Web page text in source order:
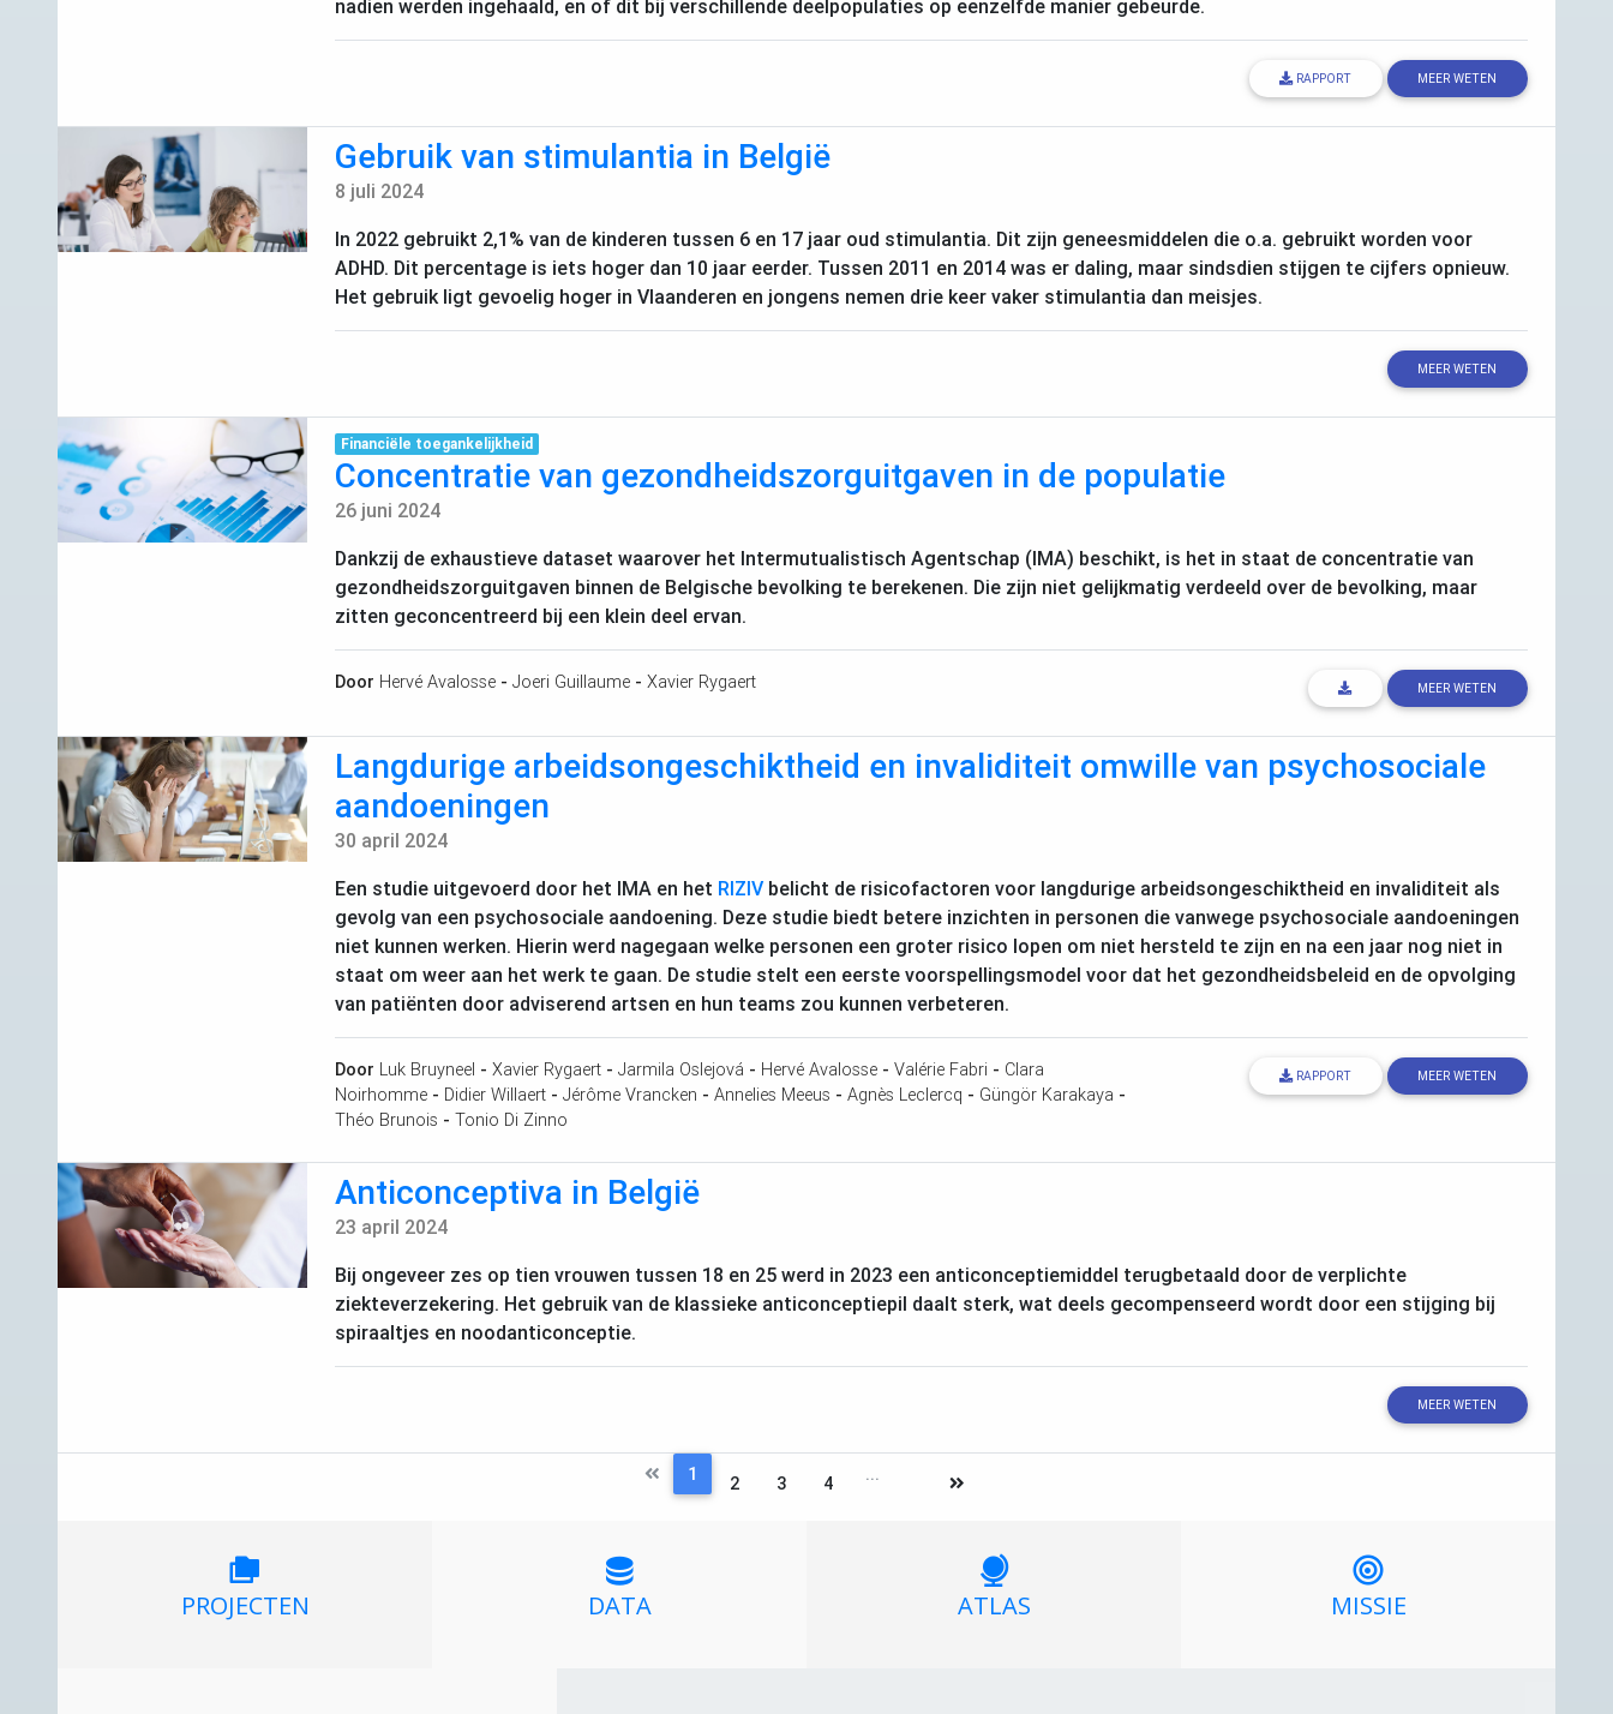
nadien werden ingehaald, en of dit bij verschillende deelpopulaties op eenzelfde manier gebeurde.
RAPPORT MEER WETEN
Gebruik van stimulantia in België
8 juli 2024
In 2022 gebruikt 2,1% van de kinderen tussen 6 en 17 jaar oud stimulantia. Dit zijn geneesmiddelen die o.a. gebruikt worden voor
ADHD. Dit percentage is iets hoger dan 10 jaar eerder. Tussen 2011 en 2014 was er daling, maar sindsdien stijgen te cijfers opnieuw.
Het gebruik ligt gevoelig hoger in Vlaanderen en jongens nemen drie keer vaker stimulantia dan meisjes.
MEER WETEN
Financiële toegankelijkheid
Concentratie van gezondheidszorguitgaven in de populatie
26 juni 2024
Dankzij de exhaustieve dataset waarover het Intermutualistisch Agentschap (IMA) beschikt, is het in staat de concentratie van
gezondheidszorguitgaven binnen de Belgische bevolking te berekenen. Die zijn niet gelijkmatig verdeeld over de bevolking, maar
zitten geconcentreerd bij een klein deel ervan.
Door Hervé Avalosse - Joeri Guillaume - Xavier Rygaert MEER WETEN
Langdurige arbeidsongeschiktheid en invaliditeit omwille van psychosociale
aandoeningen
30 april 2024
Een studie uitgevoerd door het IMA en het RIZIV belicht de risicofactoren voor langdurige arbeidsongeschiktheid en invaliditeit als
gevolg van een psychosociale aandoening. Deze studie biedt betere inzichten in personen die vanwege psychosociale aandoeningen
niet kunnen werken. Hierin werd nagegaan welke personen een groter risico lopen om niet hersteld te zijn en na een jaar nog niet in
staat om weer aan het werk te gaan. De studie stelt een eerste voorspellingsmodel voor dat het gezondheidsbeleid en de opvolging
van patiënten door adviserend artsen en hun teams zou kunnen verbeteren.
Door Luk Bruyneel - Xavier Rygaert - Jarmila Oslejová - Hervé Avalosse - Valérie Fabri - Clara
Noirhomme - Didier Willaert - Jérôme Vrancken - Annelies Meeus - Agnès Leclercq - Güngör Karakaya -
Théo Brunois - Tonio Di Zinno
RAPPORT MEER WETEN
Anticonceptiva in België
23 april 2024
Bij ongeveer zes op tien vrouwen tussen 18 en 25 werd in 2023 een anticonceptiemiddel terugbetaald door de verplichte
ziekteverzekering. Het gebruik van de klassieke anticonceptiepil daalt sterk, wat deels gecompenseerd wordt door een stijging bij
spiraaltjes en noodanticonceptie.
MEER WETEN
1 2 3 4 ...
PROJECTEN DATA ATLAS MISSIE